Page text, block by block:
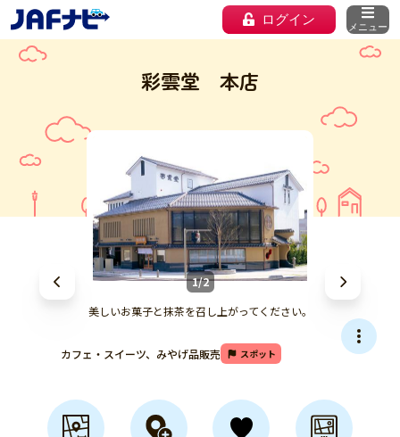
ログイン メニュー
彩雲堂 本店
1/2
美しいお菓子と抹茶を召し上がってください。
カフェ・スイーツ、みやげ品販売 スポット